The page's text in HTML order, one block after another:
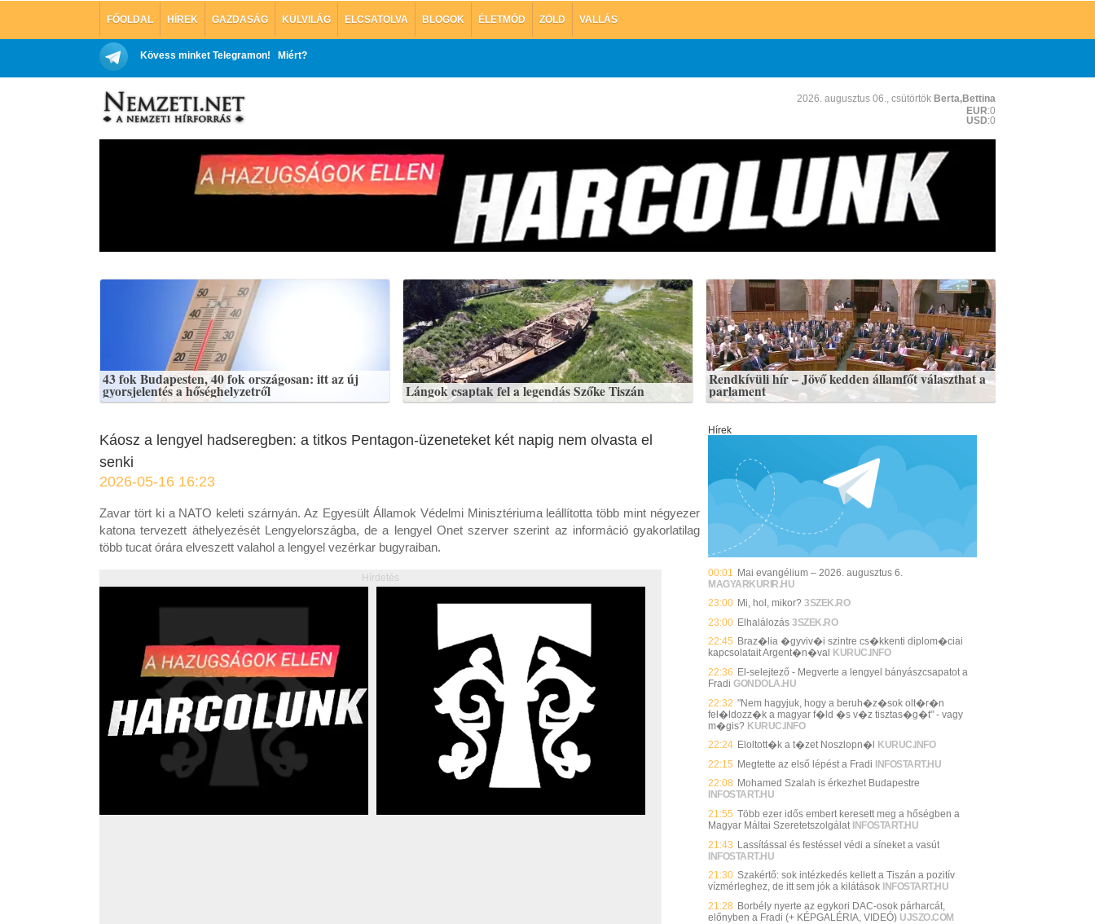
FŐOLDAL HÍREK GAZDASÁG KÜLVILÁG ELCSATOLVA BLOGOK ÉLETMÓD ZÖLD VALLÁS
Kövess minket Telegramon! Miért?
2026. augusztus 06., csütörtök Berta,Bettina
EUR:0
USD:0
43 fok Budapesten, 40 fok országosan: itt az új
gyorsjelentés a hőséghelyzetről Lángok csaptak fel a legendás Szőke Tiszán
Rendkívüli hír – Jövő kedden államfőt választhat a
parlament
Káosz a lengyel hadseregben: a titkos Pentagon-üzeneteket két napig nem olvasta el
senki
2026-05-16 16:23
Zavar tört ki a NATO keleti szárnyán. Az Egyesült Államok Védelmi Minisztériuma leállította több mint négyezer
katona tervezett áthelyezését Lengyelországba, de a lengyel Onet szerver szerint az információ gyakorlatilag
több tucat órára elveszett valahol a lengyel vezérkar bugyraiban.
Hírdetés
Hírek
00:01
Mai evangélium – 2026. augusztus 6.
MAGYARKURIR.HU
23:00 Mi, hol, mikor? 3SZEK.RO
23:00 Elhalálozás 3SZEK.RO
22:45 Braz�lia �gyviv�i szintre cs�kkenti diplom�ciai
kapcsolatait Argent�n�val KURUC.INFO
22:36 El-selejtező - Megverte a lengyel bányászcsapatot a
Fradi GONDOLA.HU
22:32 "Nem hagyjuk, hogy a beruh�z�sok olt�r�n
fel�ldozz�k a magyar f�ld �s v�z tisztas�g�t" - vagy
m�gis? KURUC.INFO
22:24 Eloltott�k a t�zet Noszlopn�l KURUC.INFO
22:15 Megtette az első lépést a Fradi INFOSTART.HU
22:08 Mohamed Szalah is érkezhet Budapestre
INFOSTART.HU
21:55 Több ezer idős embert keresett meg a hőségben a
Magyar Máltai Szeretetszolgálat INFOSTART.HU
21:43 Lassítással és festéssel védi a síneket a vasút
INFOSTART.HU
21:30 Szakértő: sok intézkedés kellett a Tiszán a pozitív
vízmérleghez, de itt sem jók a kilátások INFOSTART.HU
21:28 Borbély nyerte az egykori DAC-osok párharcát,
előnyben a Fradi (+ KÉPGALÉRIA, VIDEÓ) UJSZO.COM